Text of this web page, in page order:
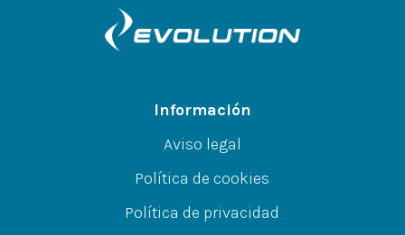
Información
Aviso legal
Política de cookies
Política de privacidad